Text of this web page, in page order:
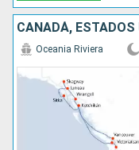
CANADÁ, ESTADOS
Oceania Riviera